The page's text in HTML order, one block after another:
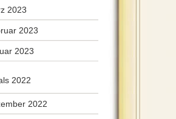
2023
2023
2023
2022
2022